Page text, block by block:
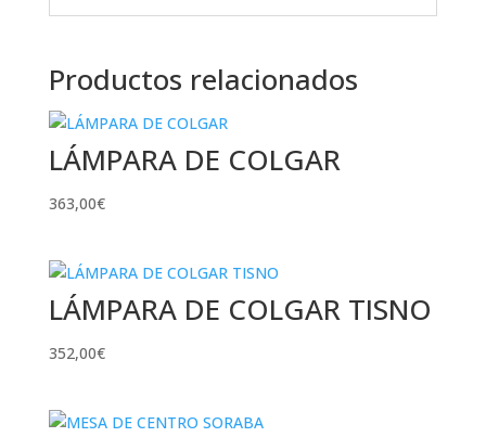
Productos relacionados
LÁMPARA DE COLGAR
363,00€
LÁMPARA DE COLGAR TISNO
352,00€